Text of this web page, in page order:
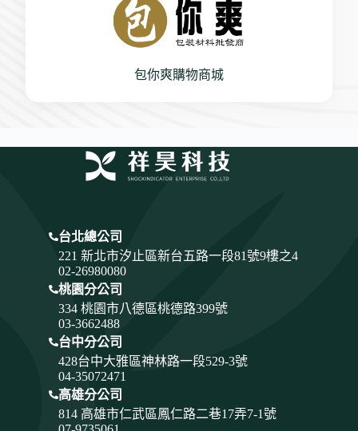
包你爽購物商城
台北總公司
221 新北市汐止區新台五路一段81號9樓之4
02-26980080
桃園分公司
334 桃園市八德區桃德路399號
03-3662488
台中分公司
428台中大雅區神林路一段529-3號
04-35072471
高雄分公司
814 高雄市仁武區鳳仁路二巷17弄7-1號